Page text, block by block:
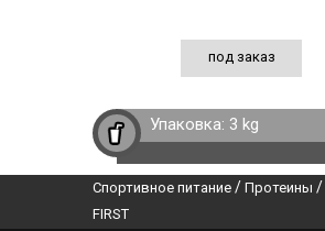
под заказ
Упаковка: 3 kg
Спортивное питание / Протеины /
FIRST